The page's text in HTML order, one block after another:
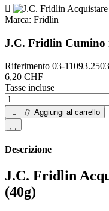
Marca: Fridlin
J.C. Fridlin Cumino
Riferimento 03-
6,20 CHF
Tasse incluse
Aggiungi al carrello
Descrizione
J.C. Fridlin
(40g)